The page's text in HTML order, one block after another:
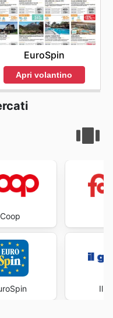
EuroSpin
Apri volantino
Coop
Il